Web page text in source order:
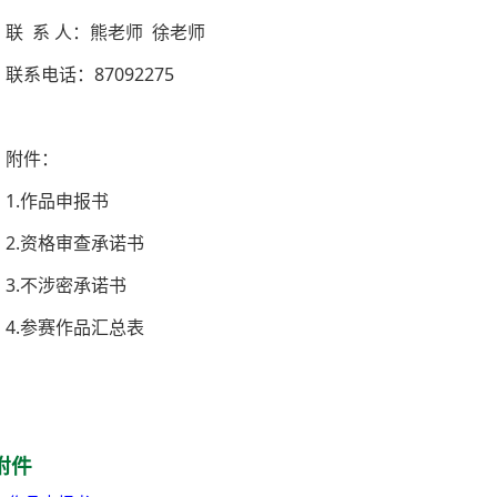
联 系 人：熊老师 徐老师
联系电话：87092275
附件：
1.作品申报书
2.资格审查承诺书
3.不涉密承诺书
4.参赛作品汇总表
件